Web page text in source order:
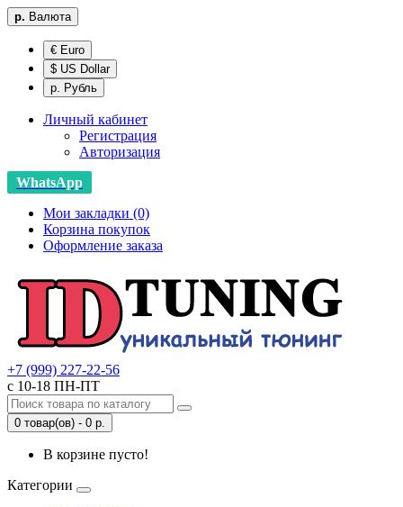
р. Валюта
€ Euro
$ US Dollar
р. Рубль
Личный кабинет
Регистрация
Авторизация
WhatsApp
Мои закладки (0)
Корзина покупок
Оформление заказа
+7 (999) 227-22-56
с 10-18 ПН-ПТ
0 товар(ов) - 0 р.
В корзине пусто!
Категории